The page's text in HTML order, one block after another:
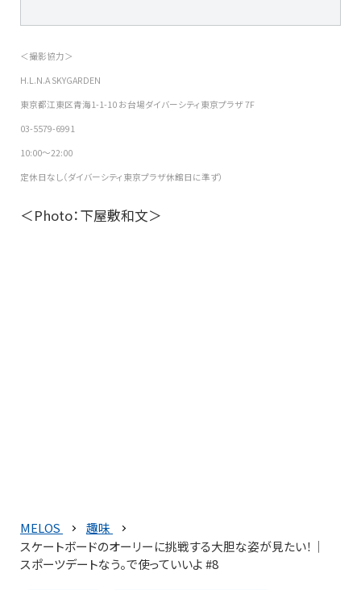
＜撮影協力＞
H.L.N.A SKYGARDEN
東京都江東区青海1-1-10 お台場ダイバーシティ東京プラザ 7F
03-5579-6991
10:00〜22:00
定休日なし（ダイバーシティ東京プラザ休館日に準ず）
＜Photo：下屋敷和文＞
MELOS
趣味
スケートボードのオーリーに挑戦する大胆な姿が見たい！│
スポーツデートなう。で使っていいよ #8